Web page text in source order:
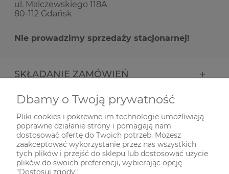
ul. Malczewskiego 118A
80-112 Gdańsk
Nie prowadzimy sprzedaży stacjonarnej!
SKŁADANIE ZAMÓWIEŃ
INFORMACJE
ODWIEDŹ NAS NA
Dbamy o Twoją prywatność
Pliki cookies i pokrewne im technologie umożliwiają
poprawne działanie strony i pomagają nam
dostosować ofertę do Twoich potrzeb. Możesz
zaakceptować wykorzystanie przez nas wszystkich
tych plików i przejść do sklepu lub dostosować użycie
plików do swoich preferencji, wybierając opcję
"Dostosuj zgody".